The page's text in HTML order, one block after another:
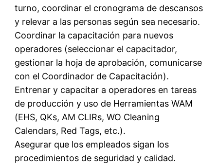
turno, coordinar el cronograma de descansos
y relevar a las personas según sea necesario.
Coordinar la capacitación para nuevos
operadores (seleccionar el capacitador,
gestionar la hoja de aprobación, comunicarse
con el Coordinador de Capacitación).
Entrenar y capacitar a operadores en tareas
de producción y uso de Herramientas WAM
(EHS, QKs, AM CLIRs, WO Cleaning
Calendars, Red Tags, etc.).
Asegurar que los empleados sigan los
procedimientos de seguridad y calidad.